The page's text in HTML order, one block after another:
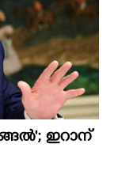
ഇറാന്